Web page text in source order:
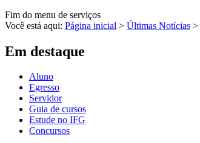
Fim do menu de serviços
Você está aqui: Página inicial > Últimas Notícias >
Em destaque
Aluno
Egresso
Servidor
Guia de cursos
Estude no IFG
Concursos